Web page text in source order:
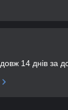
14 днів за